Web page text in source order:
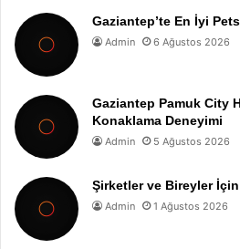
Gaziantep’te En İyi
Admin 6 Ağustos 2026
Gaziantep Pamuk City
Konaklama Deneyimi
Admin 5 Ağustos 2026
Şirketler ve Bireyler
Admin 1 Ağustos 2026